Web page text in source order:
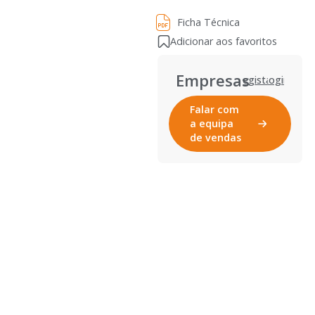
Ficha Técnica
Adicionar aos favoritos
EmpresasRegistarLogin
Falar com
a equipa
de vendas